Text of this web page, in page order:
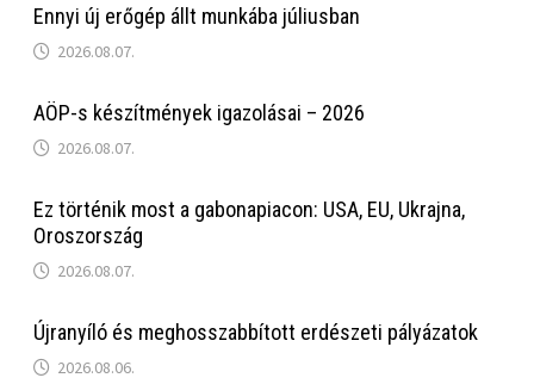
Ennyi új erőgép állt munkába júliusban
2026.08.07.
AÖP-s készítmények igazolásai – 2026
2026.08.07.
Ez történik most a gabonapiacon: USA, EU, Ukrajna,
Oroszország
2026.08.07.
Újranyíló és meghosszabbított erdészeti pályázatok
2026.08.06.